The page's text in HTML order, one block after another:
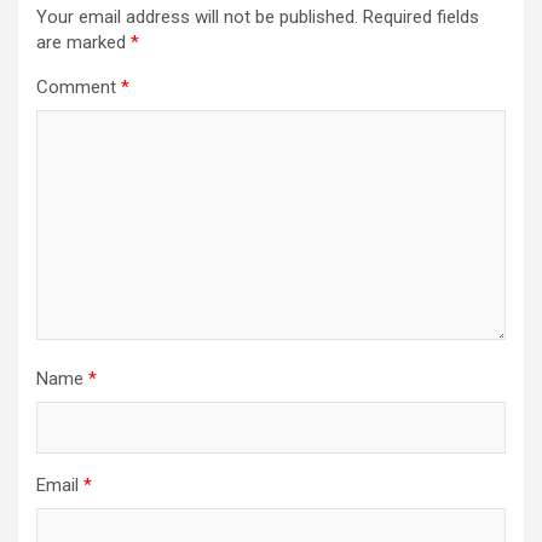
Your email address will not be published. Required fields
are marked *
Comment *
Name *
Email *